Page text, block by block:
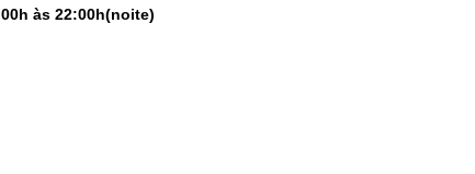
às 22:00h(noite)